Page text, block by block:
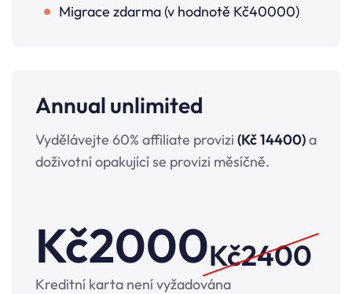
Migrace zdarma (v hodnotě Kč40000)
Annual unlimited
Vydělávejte 60% affiliate provizi (Kč 14400)a
doživotní opakující se provizi měsíčně.
Kč2000Kč2400
Kreditní karta není vyžadována